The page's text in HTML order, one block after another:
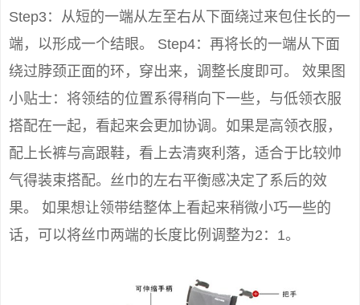
Step3：从短的一端从左至右从下面绕过来包住长的一
端，以形成一个结眼。 Step4：再将长的一端从下面
绕过脖颈正面的环，穿出来，调整长度即可。 效果图
小贴士：将领结的位置系得稍向下一些，与低领衣服
搭配在一起，看起来会更加协调。如果是高领衣服，
配上长裤与高跟鞋，看上去清爽利落，适合于比较帅
气得装束搭配。丝巾的左右平衡感决定了系后的效
果。 如果想让领带结整体上看起来稍微小巧一些的
话，可以将丝巾两端的长度比例调整为2：1。